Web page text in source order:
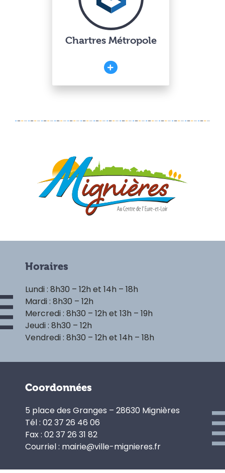
Chartres Métropole
Horaires
Lundi : 8h30 – 12h et 14h – 18h
Mardi : 8h30 – 12h
Mercredi : 8h30 – 12h et 13h – 19h
Jeudi : 8h30 – 12h
Vendredi : 8h30 – 12h et 14h – 18h
Coordonnées
5 place des Granges – 28630 Mignières
Tél : 02 37 26 46 06
Fax : 02 37 26 31 82
Courriel : mairie@ville-mignieres.fr